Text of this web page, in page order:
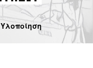
Υλοποίηση